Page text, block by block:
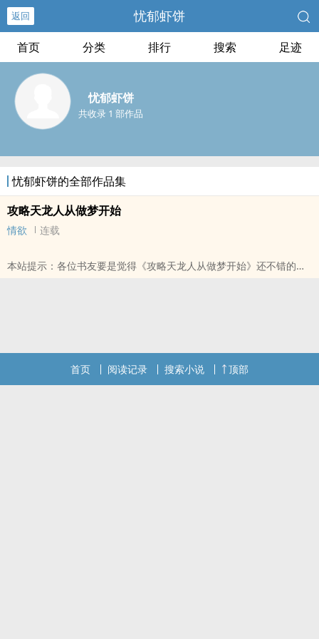
返回 忧郁虾饼
首页 分类 排行 搜索 足迹
忧郁虾饼
共收录 1 部作品
忧郁虾饼的全部作品集
攻略天龙人从做梦开始
情欲 连载
本站提示：各位书友要是觉得《攻略天龙人从做梦开始》还不错的话
首页 阅读记录 搜索小说 顶部